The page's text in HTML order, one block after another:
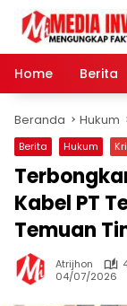
Langsung
konten
Home
Berita
Beranda Hukum
Berita Hukum
Kabel PT
Temuan
Atrijhon
04/07/2026